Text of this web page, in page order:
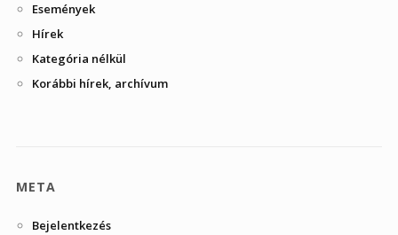
Események
Hírek
Kategória nélkül
Korábbi hírek, archívum
META
Bejelentkezés